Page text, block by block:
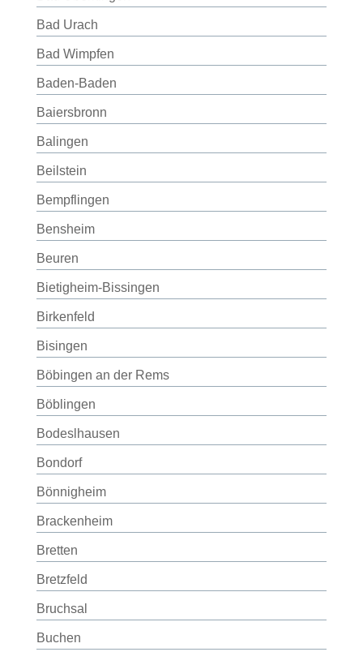
Bad Urach
Bad Wimpfen
Baden-Baden
Baiersbronn
Balingen
Beilstein
Bempflingen
Bensheim
Beuren
Bietigheim-Bissingen
Birkenfeld
Bisingen
Böbingen an der Rems
Böblingen
Bodeslhausen
Bondorf
Bönnigheim
Brackenheim
Bretten
Bretzfeld
Bruchsal
Buchen